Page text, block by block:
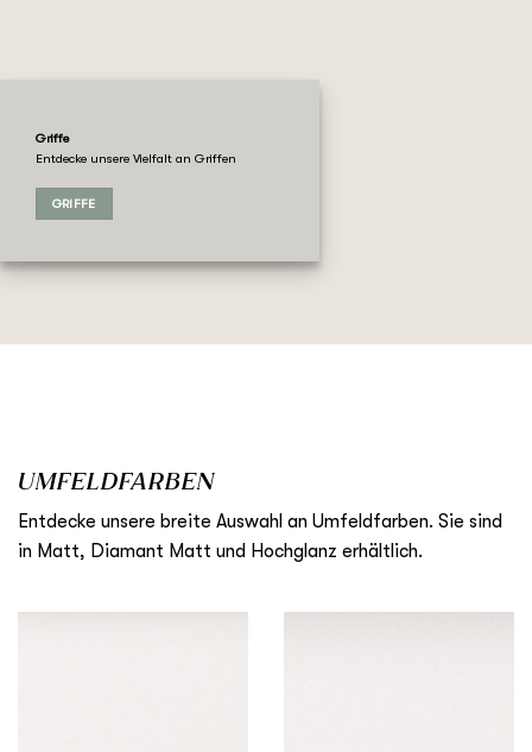
Griffe
Entdecke unsere Vielfalt an Griffen
GRIFFE
UMFELDFARBEN
Entdecke unsere breite Auswahl an Umfeldfarben. Sie sind
in Matt, Diamant Matt und Hochglanz erhältlich.